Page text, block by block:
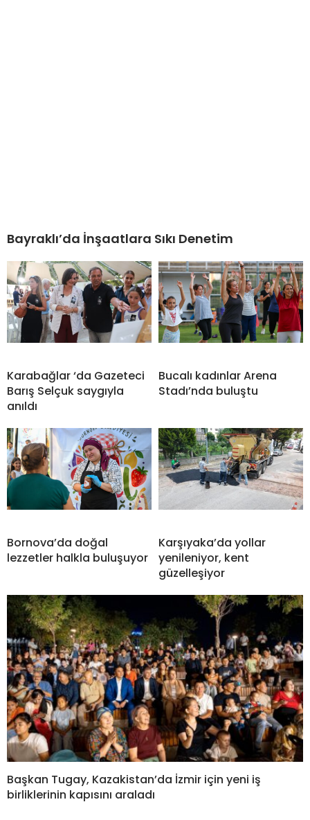
Bayraklı’da İnşaatlara Sıkı Denetim
Karabağlar ‘da Gazeteci
Barış Selçuk saygıyla
anıldı
Bucalı kadınlar Arena
Stadı’nda buluştu
Bornova’da doğal
lezzetler halkla buluşuyor
Karşıyaka’da yollar
yenileniyor, kent
güzelleşiyor
Başkan Tugay, Kazakistan’da İzmir için yeni iş
birliklerinin kapısını araladı